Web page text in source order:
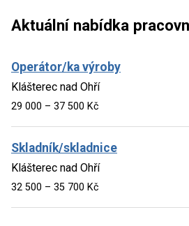
Aktuální nabídka
Operátor/ka výroby
Klášterec nad Ohří
29 000 – 37 500 Kč
Skladník/skladnice
Klášterec nad Ohří
32 500 – 35 700 Kč